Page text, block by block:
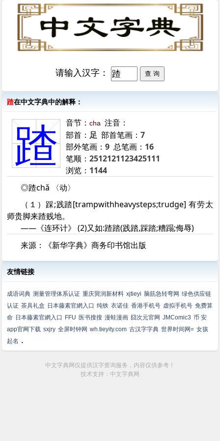
请输入汉字：
蹅在中文字典中的解释：
蹅 音节：cha 注音：
部首： 足 部首笔画：7
部外笔画：9 总笔画： 16
笔顺：2512121123425111
浏览： 1144
◎蹅chǎ 〈动〉
（１）踩;践踏[trampwithheavysteps;trudge] 有劳太
师贵脚来蹅贱地。
——《连环计》 (2)又如:蹅踏(践踏,踩踏;糟蹋;侮辱)
来源：《新华字典》商务印书馆出版
友情链接
成语词典 测量管理体系认证 重庆巽润新材料 xjtieyi 脑筋急转弯网 绿色供应链
认证 茶具礼盒 日本藤素官網入口 纯铁 衣诺佳 香港手机号 虚拟手机号 免费算
命 日本藤素官網入口 FFU 医书搜搜 漫蛙漫画 囧次元官网 JMComic3 币 安
app官网下载 sxjry 全屏时钟网 wh.tieyity.com 古汉字字典 世界时间网= 女孩
起名 .
中文字典网仅提供汉字查询服务，内容仅供参考！
技术支持：中文字典网